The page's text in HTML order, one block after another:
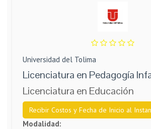
Universidad del Tolima
Licenciatura en Pedagogía
Licenciatura en Educación
Recibir Costos y Fecha de Inicio al
Modalidad: